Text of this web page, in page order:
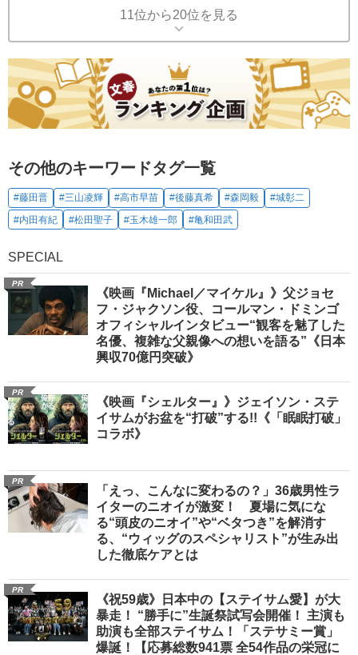
11位から20位を見る
その他のキーワードタグ一覧
#藤田晋 #三山凌輝 #高市早苗 #後藤真希 #森岡毅
#城彰二
#内田有紀
#松田聖子 #玉木雄一郎 #亀和田武
SPECIAL
PR
《映画『Michael／マイケル』》父ジョセ
フ・ジャクソン役、コールマン・ドミンゴ
オフィシャルインタビュー“観客を魅了した
名優、複雑な父親像への想いを語る”《日本
興収70億円突破》
PR
《映画『シェルター』》ジェイソン・ステ
イサムがお盆を“打破”する!!《「眠眠打破」
コラボ》
PR
「えっ、こんなに変わるの？」36歳男性ラ
イターのニオイが激変！ 夏場に気にな
る“頭皮のニオイ”や“ベタつき”を解消す
る、“ウィッグのスペシャリスト”が生み出
した徹底ケアとは
PR
《祝59歳》日本中の【ステイサム愛】が大
暴走！ “勝手に”生誕祭試写会開催！ 主演も
助演も全部ステイサム！「ステサミー賞」
爆誕！【応募総数941票 全54作品の栄冠に